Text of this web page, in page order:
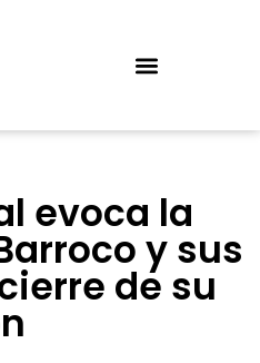
evoca la
y sus
de su